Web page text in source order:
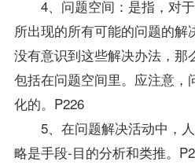
4、问题空间：是指，对于
所出现的所有可能的问题的
没有意识到这些解决办法，那
包括在问题空间里。应注意，
化的。P226
5、在问题解决活动中，人
略是手段-目的分析和类推。